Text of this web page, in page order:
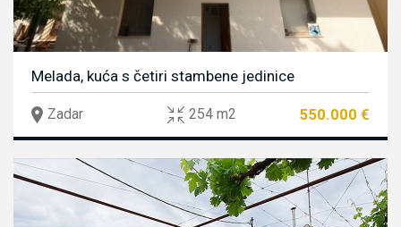
Melada, kuća s četiri stambene jedinice
Zadar 254 m2 550.000 €